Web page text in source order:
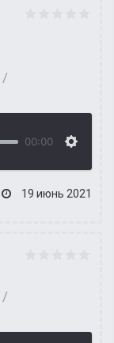
/
00:00
19 июнь 2021
/